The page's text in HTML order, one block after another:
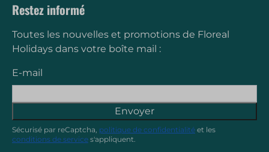
Restez informé
Toutes les nouvelles et promotions de Floreal
Holidays dans votre boîte mail :
E-mail
Envoyer
Sécurisé par reCaptcha, politique de confidentialité et les
conditions de service s'appliquent.